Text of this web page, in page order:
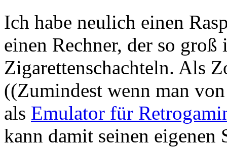
Ich habe neulich einen
einen Rechner, der so
Zigarettenschachteln. Als
((Zumindest wenn man
als Emulator für
kann damit seinen eigenen